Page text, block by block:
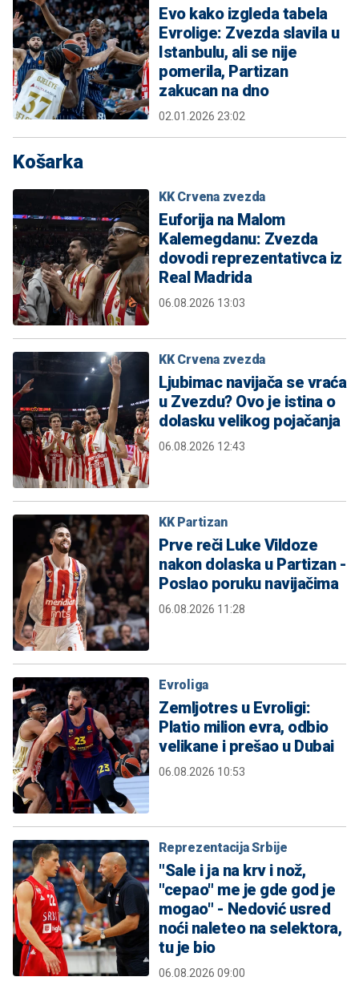
Evo kako izgleda tabela
Evrolige: Zvezda slavila u
Istanbulu, ali se nije
pomerila, Partizan
zakucan na dno
02.01.2026 23:02
Košarka
KK Crvena zvezda
Euforija na Malom
Kalemegdanu: Zvezda
dovodi reprezentativca iz
Real Madrida
06.08.2026 13:03
KK Crvena zvezda
Ljubimac navijača se vraća
u Zvezdu? Ovo je istina o
dolasku velikog pojačanja
06.08.2026 12:43
KK Partizan
Prve reči Luke Vildoze
nakon dolaska u Partizan -
Poslao poruku navijačima
06.08.2026 11:28
Evroliga
Zemljotres u Evroligi:
Platio milion evra, odbio
velikane i prešao u Dubai
06.08.2026 10:53
Reprezentacija Srbije
"Sale i ja na krv i nož,
"cepao" me je gde god je
mogao" - Nedović usred
noći naleteo na selektora,
tu je bio
06.08.2026 09:00